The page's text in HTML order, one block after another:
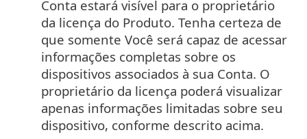
Conta estará visível para o proprietário
da licença do Produto. Tenha certeza de
que somente Você será capaz de acessar
informações completas sobre os
dispositivos associados à sua Conta. O
proprietário da licença poderá visualizar
apenas informações limitadas sobre seu
dispositivo, conforme descrito acima.